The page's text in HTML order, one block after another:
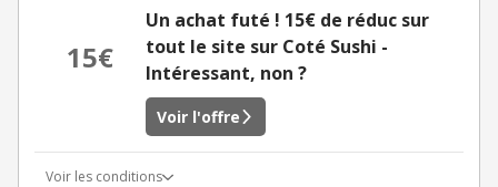
15€
Un achat futé ! 15€ de réduc sur
tout le site sur Coté Sushi -
Intéressant, non ?
Voir l'offre
Voir les conditions